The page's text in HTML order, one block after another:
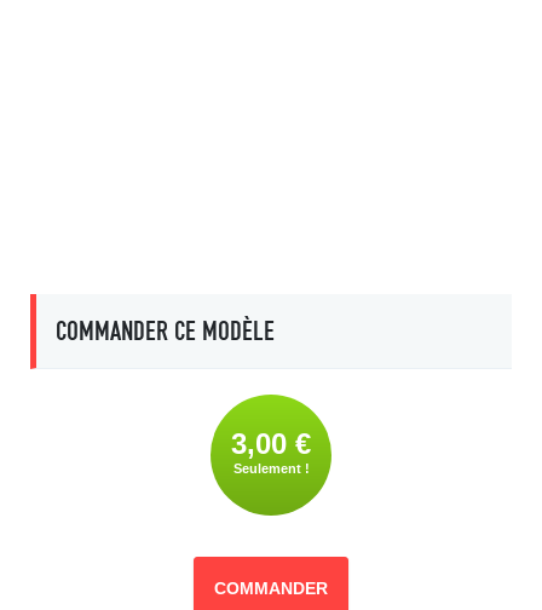
COMMANDER CE MODÈLE
3,00 €
Seulement !
COMMANDER